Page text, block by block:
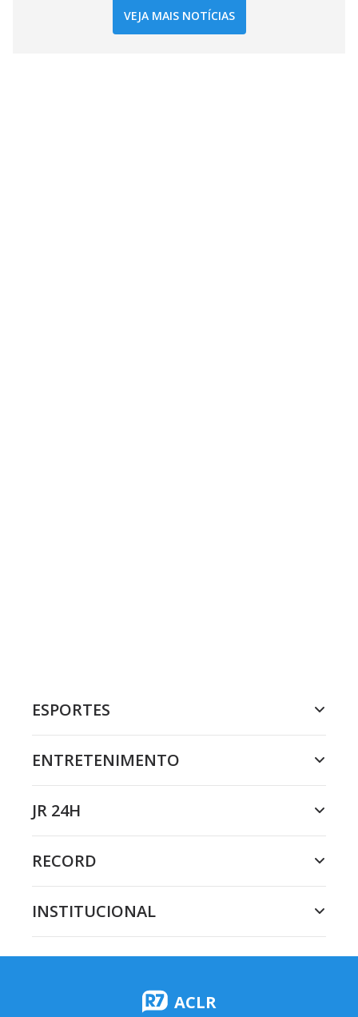
VEJA MAIS NOTÍCIAS
ESPORTES
ENTRETENIMENTO
JR 24H
RECORD
INSTITUCIONAL
ACLR